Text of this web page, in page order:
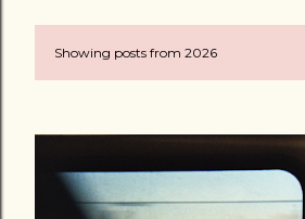
PShowing posts from 2026